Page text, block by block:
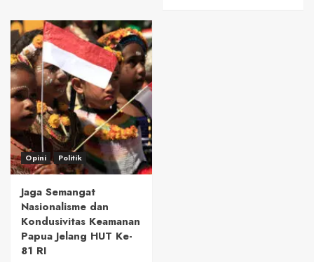
Opini Politik
Jaga Semangat
Nasionalisme dan
Kondusivitas Keamanan
Papua Jelang HUT Ke-
81 RI